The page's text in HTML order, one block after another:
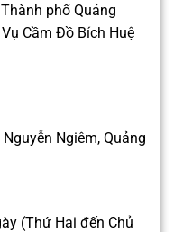
phố Quảng
Cầm Đồ Bích Huệ
Ngiêm, Quảng
(Thứ Hai đến Chủ